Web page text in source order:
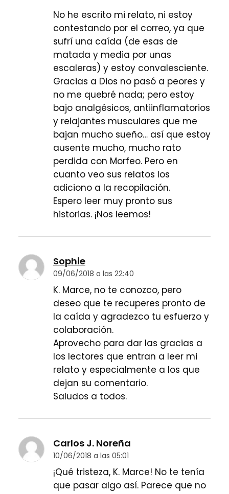
No he escrito mi relato, ni estoy
contestando por el correo, ya que
sufrí una caída (de esas de
matada y media por unas
escaleras) y estoy convalesciente.
Gracias a Dios no pasó a peores y
no me quebré nada; pero estoy
bajo analgésicos, antiinflamatorios
y relajantes musculares que me
bajan mucho sueño… así que estoy
ausente mucho, mucho rato
perdida con Morfeo. Pero en
cuanto veo sus relatos los
adiciono a la recopilación.
Espero leer muy pronto sus
historias. ¡Nos leemos!
Sophie
09/06/2018 a las 22:40
K. Marce, no te conozco, pero
deseo que te recuperes pronto de
la caída y agradezco tu esfuerzo y
colaboración.
Aprovecho para dar las gracias a
los lectores que entran a leer mi
relato y especialmente a los que
dejan su comentario.
Saludos a todos.
Carlos J. Noreña
10/06/2018 a las 05:01
¡Qué tristeza, K. Marce! No te tenía
que pasar algo así. Parece que no